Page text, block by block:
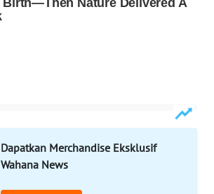
Dapatkan Merchandise Eksklusif
Wahana News